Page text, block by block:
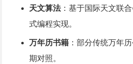
天文算法：基于国际天文联
式编程实现。
万年历书籍：部分传统万年
期对照。